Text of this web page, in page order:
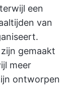
een
van
gemaakt
meer
ontworpen